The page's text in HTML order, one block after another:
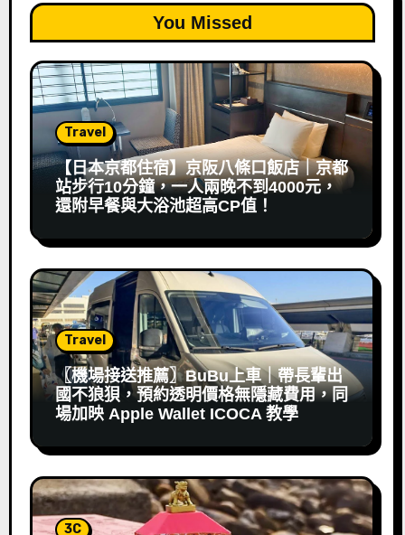
You Missed
Travel
【日本京都住宿】京阪八條口飯店｜京都
站步行10分鐘，一人兩晚不到4000元，
還附早餐與大浴池超高CP值！
Travel
〖機場接送推薦〗BuBu上車｜帶長輩出
國不狼狽，預約透明價格無隱藏費用，同
場加映 Apple Wallet ICOCA 教學
3C